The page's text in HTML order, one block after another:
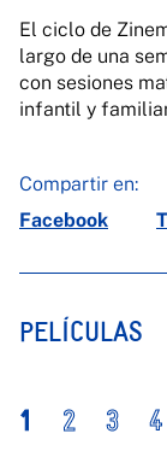
El ciclo de
largo de una
con sesiones
infantil y
Compartir en:
Facebook
PELÍCULAS
1 2 3 4